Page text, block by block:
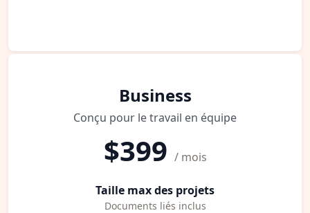
Business
Conçu pour le travail en équipe
$399 / mois
Taille max des projets
Documents liés inclus